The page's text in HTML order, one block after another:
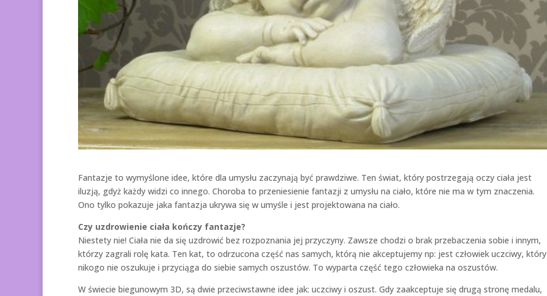
Fantazje to wymyślone idee, które dla umysłu zaczynają być prawdziwe. Ten świat, który postrzegają oczy ciała jest
iluzją, gdyż każdy widzi co innego. Choroba to przeniesienie fantazji z umysłu na ciało, które nie ma w tym znaczenia.
Ono tylko pokazuje jaka fantazja ukrywa się w umyśle i jest projektowana na ciało.
Czy uzdrowienie ciała kończy fantazje?
Niestety nie! Ciała nie da się uzdrowić bez rozpoznania jej przyczyny. Zawsze chodzi o brak przebaczenia sobie i innym,
którzy zagrali rolę kata. Ten kat, to odrzucona część nas samych, którą nie akceptujemy np: jest człowiek uczciwy, który
nikogo nie oszukuje i przyciąga do siebie samych oszustów. To wyparta część tego człowieka na oszustów.
W świecie biegunowym 3D, są dwie przeciwstawne idee jak: uczciwy i oszust. Gdy zaakceptuje się drugą stronę medalu,